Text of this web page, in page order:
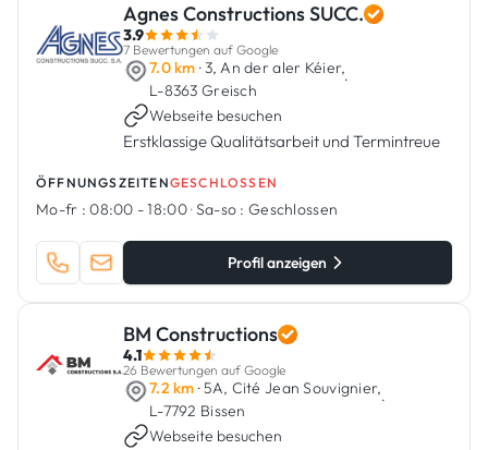
Agnes Constructions SUCC.
3.9
7 Bewertungen auf Google
7.0 km · 3, An der aler Kéier,
L-8363 Greisch
·
Webseite besuchen
Erstklassige Qualitätsarbeit und Termintreue
ÖFFNUNGSZEITENGESCHLOSSEN
Mo-fr : 08:00 - 18:00·Sa-so : Geschlossen
Profil anzeigen
BM Constructions
4.1
26 Bewertungen auf Google
7.2 km · 5A, Cité Jean Souvignier,
L-7792 Bissen
·
Webseite besuchen